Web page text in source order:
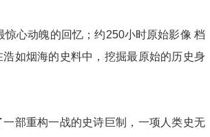
心动魄的回忆；约250小时原始影像 档
如烟海的史料中，挖掘最原始的历史身
部重构一战的史诗巨制，一项人类史无